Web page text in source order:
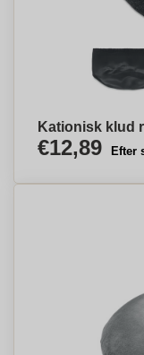
Kationisk klud
€12,89 Efter